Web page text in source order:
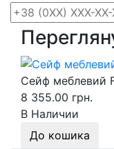
Сейф меблевий
8 355.00 грн.
В Наличии
До кошика